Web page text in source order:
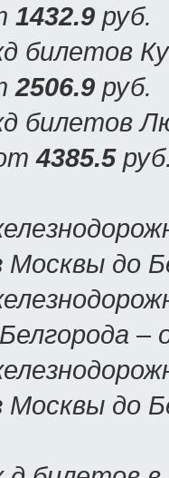
1432.9 руб.
билетов
2506.9 руб.
билетов
4385.5
Москвы до
Москвы до